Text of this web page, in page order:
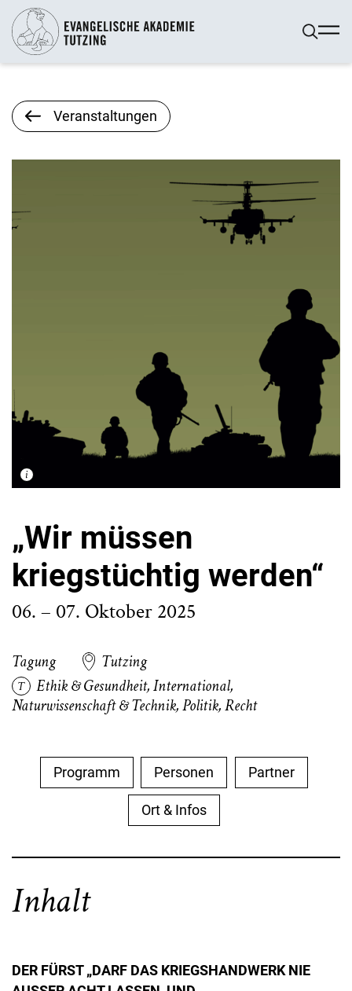
Veranstaltungen
„Wir müssen
kriegstüchtig werden“
06. – 07. Oktober 2025
Tagung
Tutzing
Ethik & Gesundheit,International,
Naturwissenschaft & Technik,Politik,Recht
Programm Personen Partner
Ort & Infos
Inhalt
DER FÜRST „DARF DAS KRIEGSHANDWERK NIE